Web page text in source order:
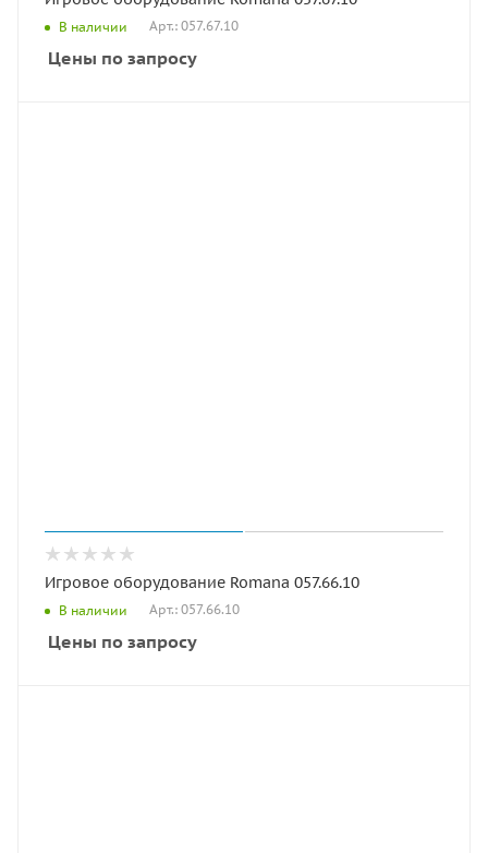
В наличии Арт.: 057.67.10
Цены по запросу
Игровое оборудование Romana 057.66.10
В наличии Арт.: 057.66.10
Цены по запросу